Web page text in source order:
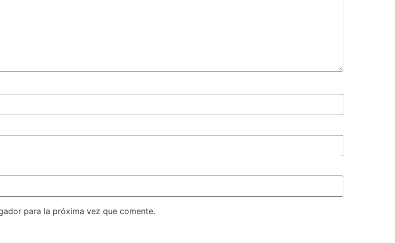
para la próxima vez que comente.